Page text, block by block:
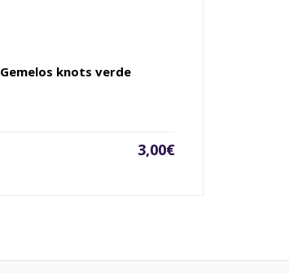
Gemelos knots verde
3,00€